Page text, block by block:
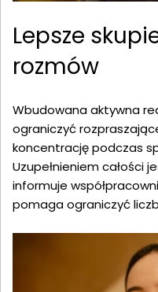
Lepsze
rozmów
Wbudowana aktywna
ograniczyć
koncentrację podczas
Uzupełnieniem całości
informuje
pomaga ograniczyć